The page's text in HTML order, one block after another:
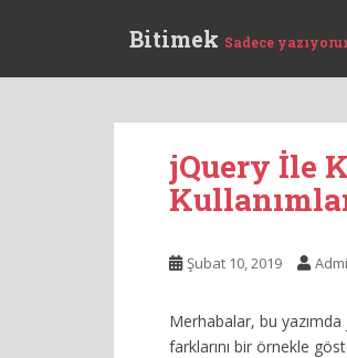
Bitimek Sadece
jQuery İle
Şubat 10, 2019
Merhabalar, bu yazımda
farklarını bir örnekle